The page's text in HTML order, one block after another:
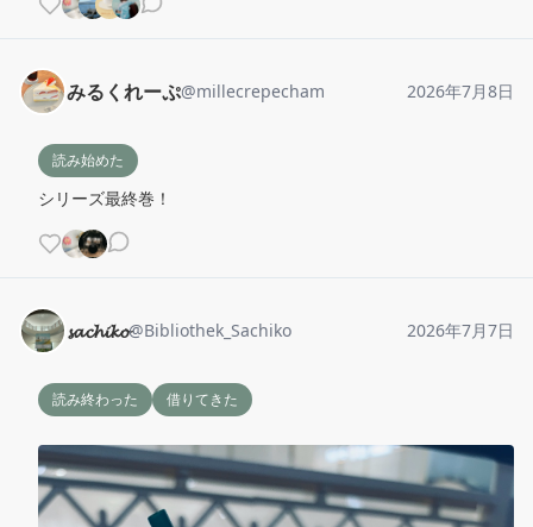
みるくれーぷ@millecrepecham 2026年7月8日
読み始めた
シリーズ最終巻！
𝓼𝓪𝓬𝓱𝓲𝓴𝓸@Bibliothek_Sachiko 2026年7月7日
読み終わった 借りてきた